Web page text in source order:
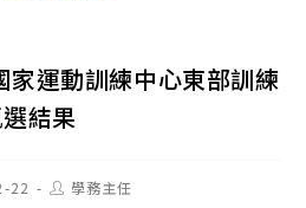
家運動訓練中心東部訓練
結果
22
Post學務主任